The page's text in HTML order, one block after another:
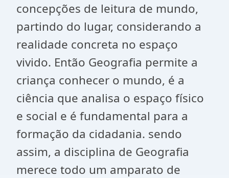
concepções de leitura de mundo,
partindo do lugar, considerando a
realidade concreta no espaço
vivido. Então Geografia permite a
criança conhecer o mundo, é a
ciência que analisa o espaço físico
e social e é fundamental para a
formação da cidadania. sendo
assim, a disciplina de Geografia
merece todo um amparato de